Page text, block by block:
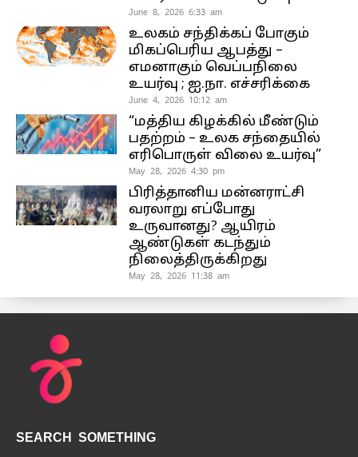
June 8, 2026 6:33 am
உலகம் சந்திக்கப் போகும்
மிகப்பெரிய ஆபத்து –
எமனாகும் வெப்பநிலை
உயர்வு ; ஐ.நா. எச்சரிக்கை
June 4, 2026 10:12 am
“மத்திய கிழக்கில் மீண்டும்
பதற்றம் – உலக சந்தையில்
எரிபொருள் விலை உயர்வு”
May 28, 2026 4:30 pm
பிரித்தானிய மன்னராட்சி
வரலாறு எப்போது
உருவானது? ஆயிரம்
ஆண்டுகள் கடந்தும்
நிலைத்திருக்கிறது
May 28, 2026 11:38 am
SEARCH SOMETHING